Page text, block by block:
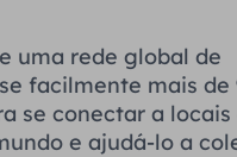
uma rede global de
facilmente mais de
se conectar a locais
e ajudá-lo a